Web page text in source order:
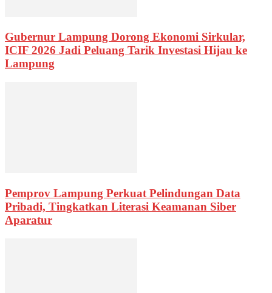
Gubernur Lampung Dorong Ekonomi Sirkular,
ICIF 2026 Jadi Peluang Tarik Investasi Hijau ke
Lampung
Pemprov Lampung Perkuat Pelindungan Data
Pribadi, Tingkatkan Literasi Keamanan Siber
Aparatur